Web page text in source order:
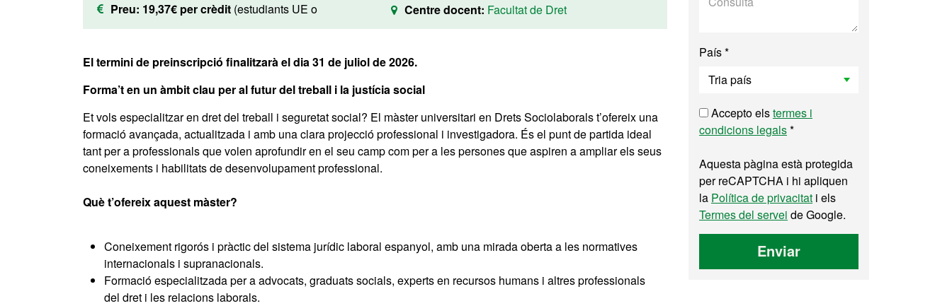
Preu: 19,37€ per crèdit (estudiants UE o
Centre docent: Facultat de Dret
El termini de preinscripció finalitzarà el dia 31 de juliol de 2026.
Forma’t en un àmbit clau per al futur del treball i la justícia social
Et vols especialitzar en dret del treball i seguretat social? El màster universitari en Drets Sociolaborals t’ofereix una
formació avançada, actualitzada i amb una clara projecció professional i investigadora. És el punt de partida ideal
tant per a professionals que volen aprofundir en el seu camp com per a les persones que aspiren a ampliar els seus
coneixements i habilitats de desenvolupament professional.
Què t’ofereix aquest màster?
Coneixement rigorós i pràctic del sistema jurídic laboral espanyol, amb una mirada oberta a les normatives
internacionals i supranacionals.
Formació especialitzada per a advocats, graduats socials, experts en recursos humans i altres professionals
del dret i les relacions laborals.
País *
Accepto elstermes i
condicions legals*
Aquesta pàgina està protegida
per reCAPTCHA i hi apliquen
la Política de privacitat i els
Termes del servei de Google.
Enviar